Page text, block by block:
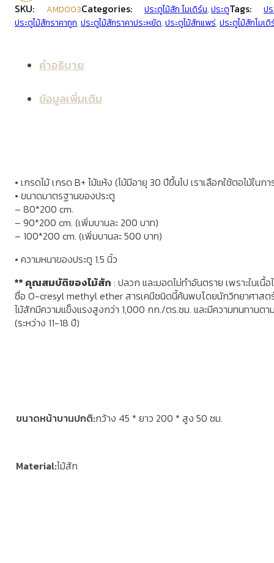
SKU: AMD003Categories: ประตูไม้สัก โมเดิร์น,ประตูTags:
ป
ประตูไม้สักราคาถูก,ประตูไม้สักราคาประหยัด,ประตูไม้สักแพร่,ประตูไม้สักโมเ
คำอธิบาย
ข้อมูลเพิ่มเติม
• เกรดไม้ เกรด B+ ไม้แห้ง (ไม้มีอายุ 30 ปีขึ้นไป เราเลือกใช้ตอไม้ในก
• ขนาดมาตรฐานของประตู
– 80*200 cm.
– 90*200 cm. (เพิ่มบานละ 200 บาท)
– 100*200 cm. (เพิ่มบานละ 500 บาท)
• ความหนาของประตู 1.5 นิ้ว
** คุณสมบัติของไม้สัก : ปลวก และมอดไม่ทำอันตราย เพราะในเ
ชื่อ O-cresyl methyl ether สารเคมีชนิดนี้ค้นพบโดยนักวิทยาศาสต
ไม้สักมีความแข็งแรงสูงกว่า 1,000 กก./ตร.ซม. และมีความทนทาน
(ระหว่าง 11-18 ปี)
ขนาดหน้าบานปกติ กว้าง 45 * ยาว 200 * สูง 50 ซม.
Materialไม้สัก